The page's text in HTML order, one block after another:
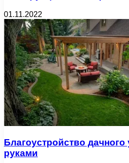
01.11.2022
Благоустройство дачного
руками